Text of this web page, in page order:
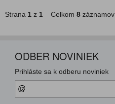
Strana 1 z 1 Celkom 8 záznamov
ODBER NOVINIEK
Prihláste sa k odberu noviniek